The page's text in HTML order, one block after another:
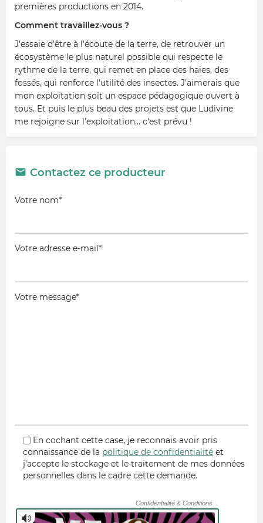
premières productions en 2014.
Comment travaillez-vous ?
J'essaie d'être à l'écoute de la terre, de retrouver un
écosystème le plus naturel possible qui respecte le
rythme de la terre, qui remet en place des haies, des
fossés, qui renforce l'utilité des insectes. J'aimerais que
mon exploitation soit un espace pédagogique ouvert à
tous. Et puis le plus beau des projets est que Ludivine
me rejoigne sur l'exploitation… c'est prévu !
Contactez ce producteur
Votre nom*
Votre adresse e-mail*
Votre message*
En cochant cette case, je reconnais avoir pris
connaissance de la politique de confidentialité et
j'accepte le stockage et le traitement de mes données
personnelles dans le cadre cette demande.